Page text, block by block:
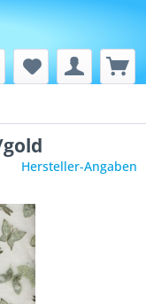
Hersteller-Angaben